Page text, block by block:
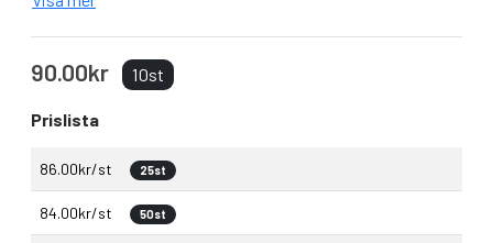
90.00kr 10st
Prislista
86.00kr/st 25st
84.00kr/st 50st